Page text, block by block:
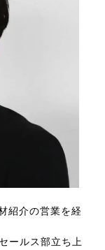
紹介の営業を経
ールス部立ち上